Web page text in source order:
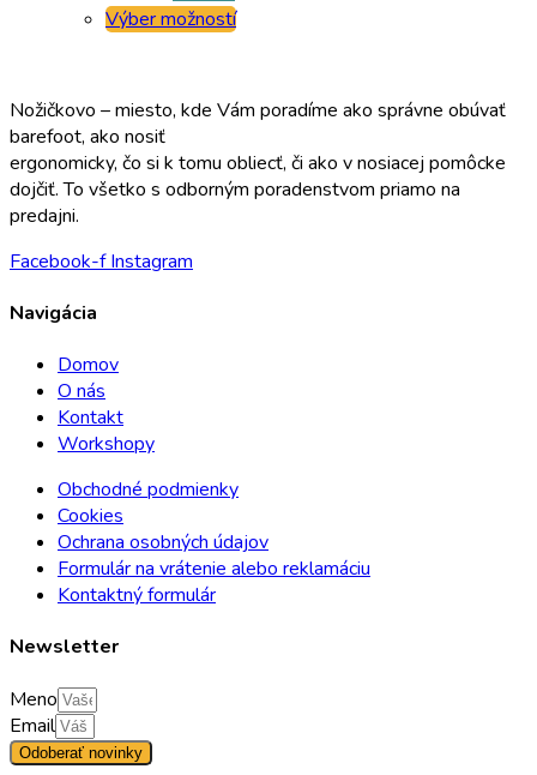
Výber možností
Nožičkovo – miesto, kde Vám poradíme ako správne obúvať
barefoot, ako nosiť
ergonomicky, čo si k tomu obliecť, či ako v nosiacej pomôcke
dojčiť. To všetko s odborným poradenstvom priamo na
predajni.
Facebook-f Instagram
Navigácia
Domov
O nás
Kontakt
Workshopy
Obchodné podmienky
Cookies
Ochrana osobných údajov
Formulár na vrátenie alebo reklamáciu
Kontaktný formulár
Newsletter
Meno
Email
Odoberať novinky